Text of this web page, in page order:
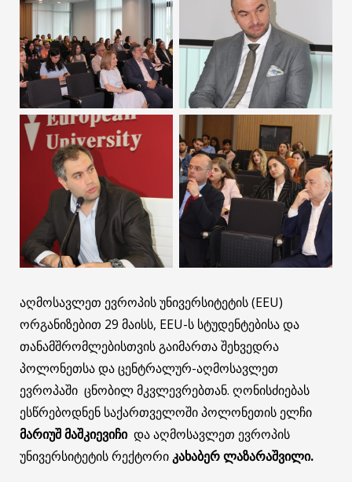
აღმოსავლეთ ევროპის უნივერსიტეტის (EEU)
ორგანიზებით 29 მაისს, EEU-ს სტუდენტებისა და
თანამშრომლებისთვის გაიმართა შეხვედრა
პოლონეთსა და ცენტრალურ-აღმოსავლეთ
ევროპაში ცნობილ მკვლევრებთან. ღონისძიებას
ესწრებოდნენ საქართველოში პოლონეთის ელჩი
მარიუშ მაშკიევიჩიდა აღმოსავლეთ ევროპის
უნივერსიტეტის რექტორიკახაბერ ლაზარაშვილი.